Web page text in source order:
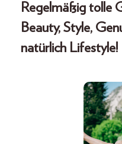
Regelmäßig tolle
Beauty, Style,
natürlich Lifestyle!